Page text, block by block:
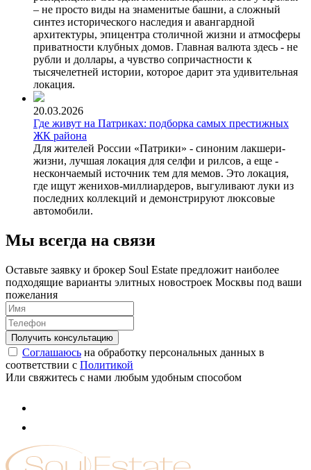
– не просто виды на знаменитые башни, а сложный
синтез исторического наследия и авангардной
архитектуры, эпицентра столичной жизни и атмосферы
приватности клубных домов. Главная валюта здесь - не
рубли и доллары, а чувство сопричастности к
тысячелетней истории, которое дарит эта удивительная
локация.
20.03.2026
Где живут на Патриках: подборка самых престижных
ЖК района
Для жителей России «Патрики» - синоним лакшери-
жизни, лучшая локация для селфи и рилсов, а еще -
нескончаемый источник тем для мемов. Это локация,
где ищут женихов-миллиардеров, выгуливают луки из
последних коллекций и демонстрируют люксовые
автомобили.
Мы всегда на связи
Оставьте заявку и брокер Soul Estate предложит наиболее
подходящие варианты элитных новостроек Москвы под ваши
пожелания
Соглашаюсь на обработку персональных данных в
соответствии с Политикой
Или свяжитесь с нами любым удобным способом